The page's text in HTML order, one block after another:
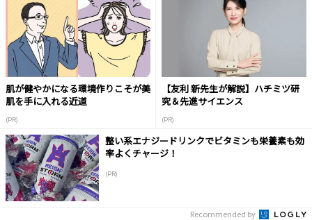
肌が健やかになる環境作りこそが美
肌を手に入れる近道
(PR)
【友利 新先生が解説】ハチミツ研
究＆先進サイエンス
(PR)
整い系エナジードリンクでビタミンも栄養素も効
率よくチャージ！
(PR)
Recommended by